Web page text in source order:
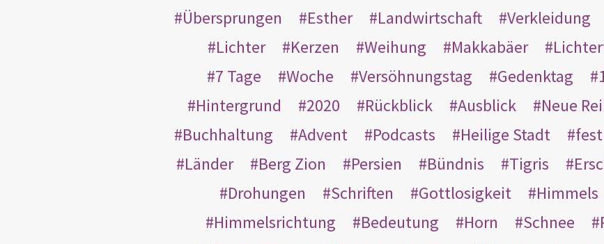
Übersprungen
Esther Landwirtschaft Verkleidung
Lichter
Kerzen Weihung Makkabäer
7 Tage
Woche Versöhnungstag Gedenktag
Hintergrund
2020 Rückblick Ausblick Neue
Buchhaltung
Advent Podcasts Heilige Stadt
Länder
Berg Zion Persien Bündnis Tigris
Drohungen
Schriften Gottlosigkeit Himmels
Himmelsrichtung
Bedeutung Horn Schnee